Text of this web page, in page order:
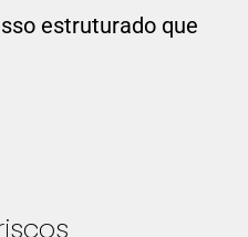
estruturado que